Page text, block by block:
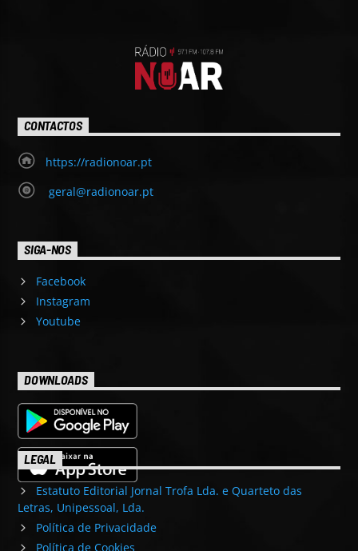
CONTACTOS
https://radionoar.pt
geral@radionoar.pt
SIGA-NOS
Facebook
Instagram
Youtube
DOWNLOADS
LEGAL
Estatuto Editorial Jornal Trofa Lda. e Quarteto das
Letras, Unipessoal, Lda.
Política de Privacidade
Política de Cookies